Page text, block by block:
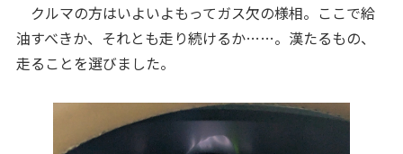
クルマの方はいよいよもってガス欠の様相。ここで給
油すべきか、それとも走り続けるか……。漢たるもの、
走ることを選びました。